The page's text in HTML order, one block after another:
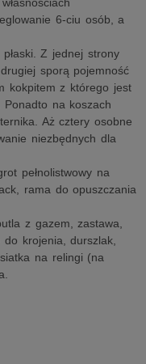
6-ciu osób, a
Z jednej strony
sporą pojemność
kokpitem z którego jest
na koszach
Aż cztery osobne
niezbędnych dla
pełnolistwowy na
rama do opuszczania
z gazem, zastawa,
krojenia, durszlak,
na relingi (na